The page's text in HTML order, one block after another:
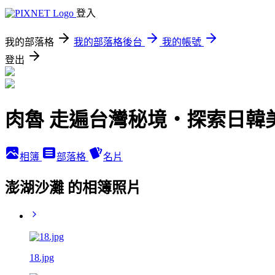
登入
我的部落格 我的部落格後台
我的帳號
登出
肉魯 走遍台灣秘境・探索日韓
相簿 部落格 名片
澎湖沙灘 的相簿照片
18.jpg